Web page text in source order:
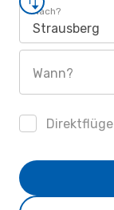
Nach?
Strausberg
Wann?
Direktflüge